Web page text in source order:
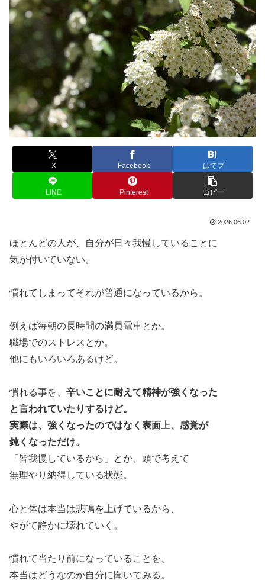
X Facebook はてブ
LINE Pinterest コピー
2026.06.02
ほとんどの人が、自分が日々我慢していることに
気が付いていない。
慣れてしまってそれが普通になっているから。
例えば毎朝の長時間の満員電車とか。
職場でのストレスとか。
他にもいろいろあるけど。
慣れる事を、 辛いことに耐えて精神が強くなった
と言われていたりするけど。
実際は、強くなったのではなく表面上、感覚が
鈍くなっただけ。
「皆我慢しているから」とか、頭で考えて
無理やり納得している状態。
心と体は本当は悲鳴を上げているから、
やがて静かに壊れていく。
慣れて当たり前になっていることを、
本当はどうなのか自分に聞いてみる。